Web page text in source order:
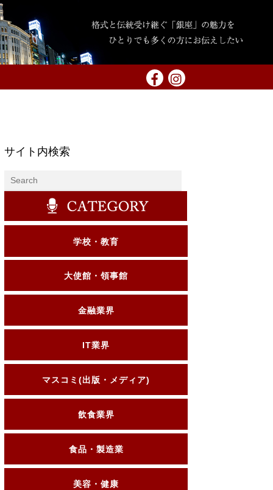
サイト内検索
学校・教育
大使館・領事館
金融業界
IT業界
マスコミ(出版・メディア)
飲食業界
食品・製造業
美容・健康